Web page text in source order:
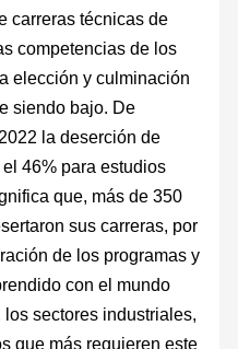
carreras técnicas de
competencias de los
elección y culminación
siendo bajo. De
la deserción de
46% para estudios
que, más de 350
sus carreras, por
de los programas y
con el mundo
sectores industriales,
que más requieren este